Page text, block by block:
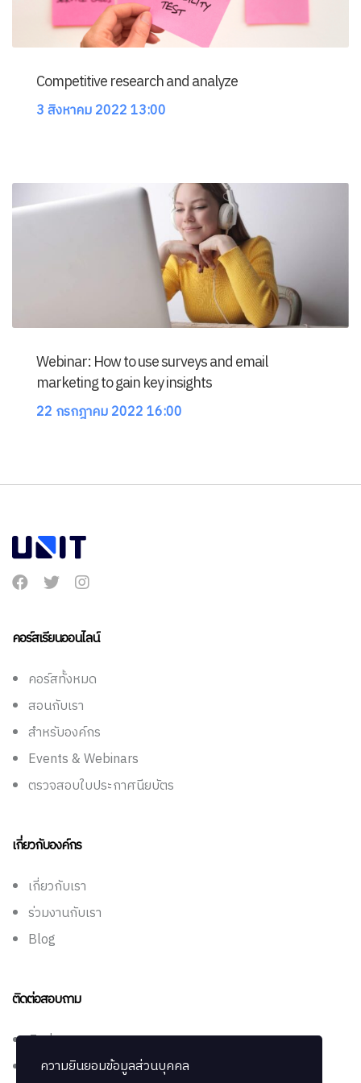
Competitive research and analyze
3 สิงหาคม 2022 13:00
Webinar: How to use surveys and email
marketing to gain key insights
22 กรกฎาคม 2022 16:00
คอร์สเรียนออนไลน์
คอร์สทั้งหมด
สอนกับเรา
สำหรับองค์กร
Events & Webinars
ตรวจสอบใบประกาศนียบัตร
เกี่ยวกับองค์กร
เกี่ยวกับเรา
ร่วมงานกับเรา
Blog
ติดต่อสอบถาม
ติดต่อเรา
ช่วยเหลือ
ความยินยอมข้อมูลส่วนบุคคล